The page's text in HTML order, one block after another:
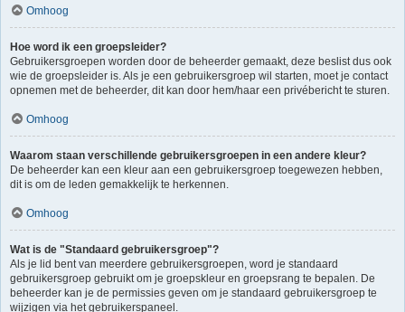
Omhoog
Hoe word ik een groepsleider?
Gebruikersgroepen worden door de beheerder gemaakt, deze beslist dus ook
wie de groepsleider is. Als je een gebruikersgroep wil starten, moet je contact
opnemen met de beheerder, dit kan door hem/haar een privébericht te sturen.
Omhoog
Waarom staan verschillende gebruikersgroepen in een andere kleur?
De beheerder kan een kleur aan een gebruikersgroep toegewezen hebben,
dit is om de leden gemakkelijk te herkennen.
Omhoog
Wat is de "Standaard gebruikersgroep"?
Als je lid bent van meerdere gebruikersgroepen, word je standaard
gebruikersgroep gebruikt om je groepskleur en groepsrang te bepalen. De
beheerder kan je de permissies geven om je standaard gebruikersgroep te
wijzigen via het gebruikerspaneel.